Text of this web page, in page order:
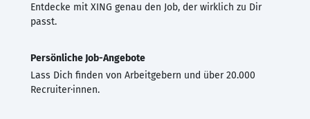
Entdecke mit XING genau den Job, der wirklich zu Dir
passt.
Persönliche Job-Angebote
Lass Dich finden von Arbeitgebern und über 20.000
Recruiter·innen.